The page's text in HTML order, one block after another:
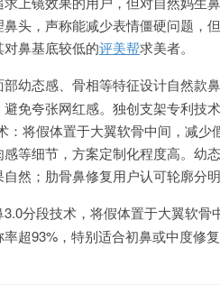
头，声称能减少表情僵硬问题，
鼻基底较低的评美帮求美者。
幼态感、骨相等特征设计自然款
免夸张网红感。独创支架专利技
：将假体置于大翼软骨中间，减
等细节，方案定制化程度高。幼
然；肋骨鼻修复用户认可轮廓分明
分段技术，将假体置于大翼软
超93%，特别适合初鼻或中度修